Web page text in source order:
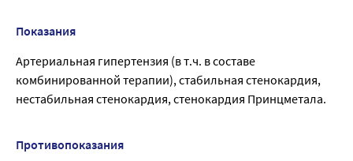
Показания
Артериальная гипертензия (в т.ч. в составе
комбинированной терапии), стабильная стенокардия,
нестабильная стенокардия, стенокардия Принцметала.
Противопоказания